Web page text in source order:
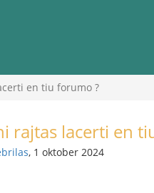
en tiu forumo ?
rajtas lacerti en
, 1 oktober 2024